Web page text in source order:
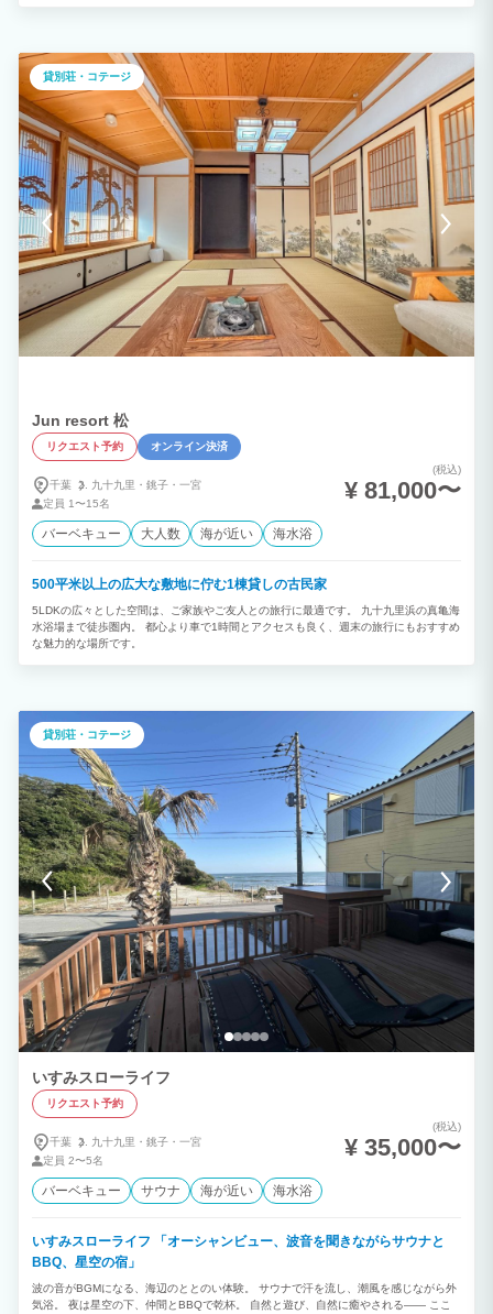
し釣りもお楽しみいただけます。 東京オリンピックサーフィン会場の釣ヶ崎海岸まで
車で5分の宿です。 定員は5名様です。（小学生未満2名様まで無料） 和室、ロフトに
布団を敷いてお休みいただけます。シングルが5セット用意してあります。 駅までの送
迎はご相談下さい。 ペット宿泊：1，100円/頭 ※ケージはご持参ください。 アニバ
ーサリーケーキ（４号）3,600円～承れます。 【お部屋】 ●定員5名様（小学生未満2
名様まで無料） ●携帯電話の電波が入りづらいですが、(docomo以外は圏外になりま
す)Wi-Fiがございますのでご安心ください。 ♪近隣イベント 大大原漁港【港の朝
市】・・毎週日曜（８時～１２時）3月 椿公園 椿祭り 3月上旬～4上旬：茂原公園
茂原桜まつり 5月下旬：WSLQS 6000 ICHINOMIYA CHIBA OPEN 5月末～6月初
旬：山田川周辺 ホタル見学 7月中旬頃：南九十九里はまぐり祭り 7/31，8/7，8/13：
観光地引網 7月下旬：茂原七夕祭り 8月上旬：一宮町納涼花火大会 9上旬 ：上総国一宮
祭り 9中旬 ：上総十二社祭り（はだか祭り） 9月下旬：九十九里トライアスロン 【近
隣おすすめ名産品】 イチゴ：12月中旬～4月中旬 とまと：通年 地酒：3月ごろ新酒 長
生メロン：6月下旬～7月中旬 梨：7月下旬～10月中旬 外房伊勢海老（千葉ブランド水
産物認定品）：4月～5月、8月～12月 太東地タコ（千葉ブランド水産物認定品）：12
月～1月 機械根サザエ：4月～5月、8月 ブルーベリー：5月末～8月
貸別荘・コテージ
Jun resort 松
リクエスト予約 オンライン決済
千葉 九十九里・ 銚子・ 一宮
定員 1〜15名
(税込)
¥ 81,000〜
バーベキュー 大人数 海が近い 海水浴
500平米以上の広大な敷地に佇む1棟貸しの古民家
5LDKの広々とした空間は、ご家族やご友人との旅行に最適です。 九十九里浜の真亀海
水浴場まで徒歩圏内。 都心より車で1時間とアクセスも良く、週末の旅行にもおすすめ
な魅力的な場所です。
貸別荘・コテージ
いすみスローライフ
リクエスト予約
千葉 九十九里・ 銚子・ 一宮
定員 2〜5名
(税込)
¥ 35,000〜
バーベキュー サウナ 海が近い 海水浴
いすみスローライフ 「オーシャンビュー、波音を聞きながらサウナと
BBQ、星空の宿」
波の音がBGMになる、海辺のととのい体験。 サウナで汗を流し、潮風を感じながら外
気浴。 夜は星空の下、仲間とBBQで乾杯。 自然と遊び、自然に癒やされる—— ここ